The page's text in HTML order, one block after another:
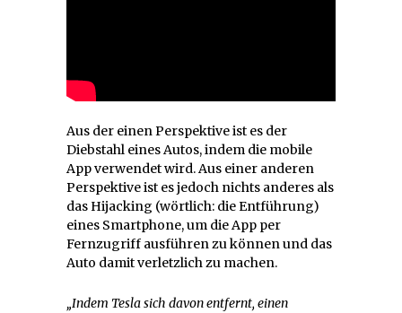
Aus der einen Perspektive ist es der
Diebstahl eines Autos, indem die mobile
App verwendet wird. Aus einer anderen
Perspektive ist es jedoch nichts anderes als
das Hijacking (wörtlich: die Entführung)
eines Smartphone, um die App per
Fernzugriff ausführen zu können und das
Auto damit verletzlich zu machen.
„Indem Tesla sich davon entfernt, einen